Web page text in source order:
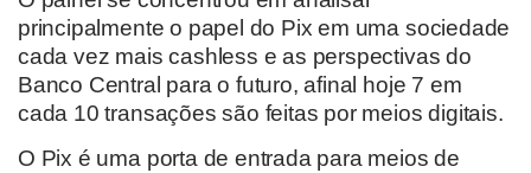
principalmente o papel do Pix em uma sociedade
cada vez mais cashless e as perspectivas do
Banco Central para o futuro, afinal hoje 7 em
cada 10 transações são feitas por meios digitais.
O Pix é uma porta de entrada para meios de